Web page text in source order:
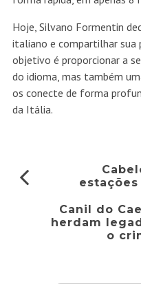
Hoje, Silvano Formentin
italiano e compartilhar sua
objetivo é proporcionar a
do idioma, mas também
os conecte de forma
da Itália.
Canil do
herdam
o